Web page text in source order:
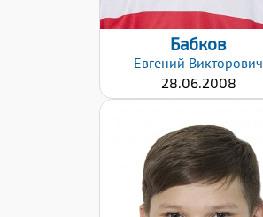
Бабков
Евгений Викторович
28.06.2008